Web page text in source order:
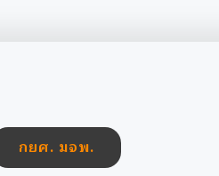
กยศ. มจพ.